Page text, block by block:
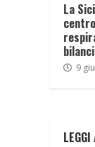
La
9
LEGGI